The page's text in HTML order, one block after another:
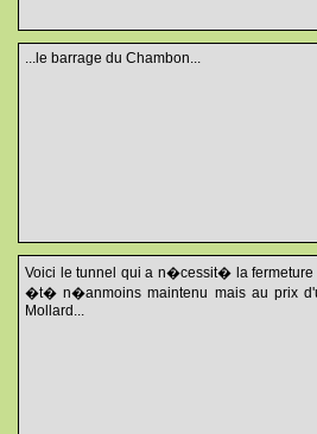
...le barrage du Chambon...
Voici le tunnel qui a n�cessit� la
�t� n�anmoins maintenu mais au prix
Mollard...